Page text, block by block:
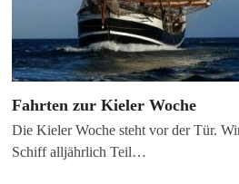
Fahrten zur Kieler Woche
Die Kieler Woche steht vor der Tür.
Schiff alljährlich Teil…